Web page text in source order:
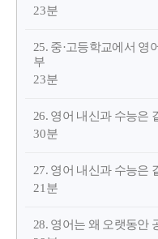
23분
25. 중·고등학교에서 영
부
23분
26. 영어 내신과 수능은
30분
27. 영어 내신과 수능은
21분
28. 영어는 왜 오랫동안